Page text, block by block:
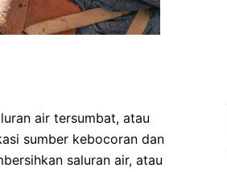
air tersumbat, atau
sumber kebocoran dan
saluran air, atau